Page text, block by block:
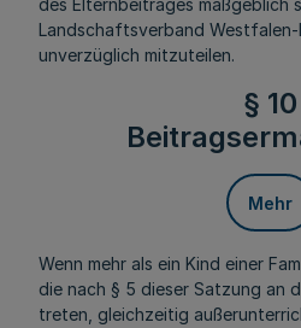
des Elternbeitrages maßgeblich
Landschaftsverband
unverzüglich mitzuteilen.
§ 10
Mehr
Wenn mehr als ein Kind einer
die nach § 5 dieser Satzung an
treten, gleichzeitig